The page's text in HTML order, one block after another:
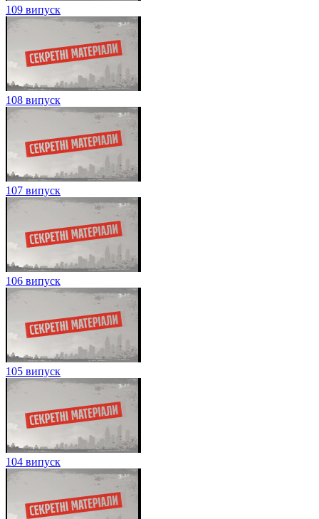
109 випуск
108 випуск
107 випуск
106 випуск
105 випуск
104 випуск